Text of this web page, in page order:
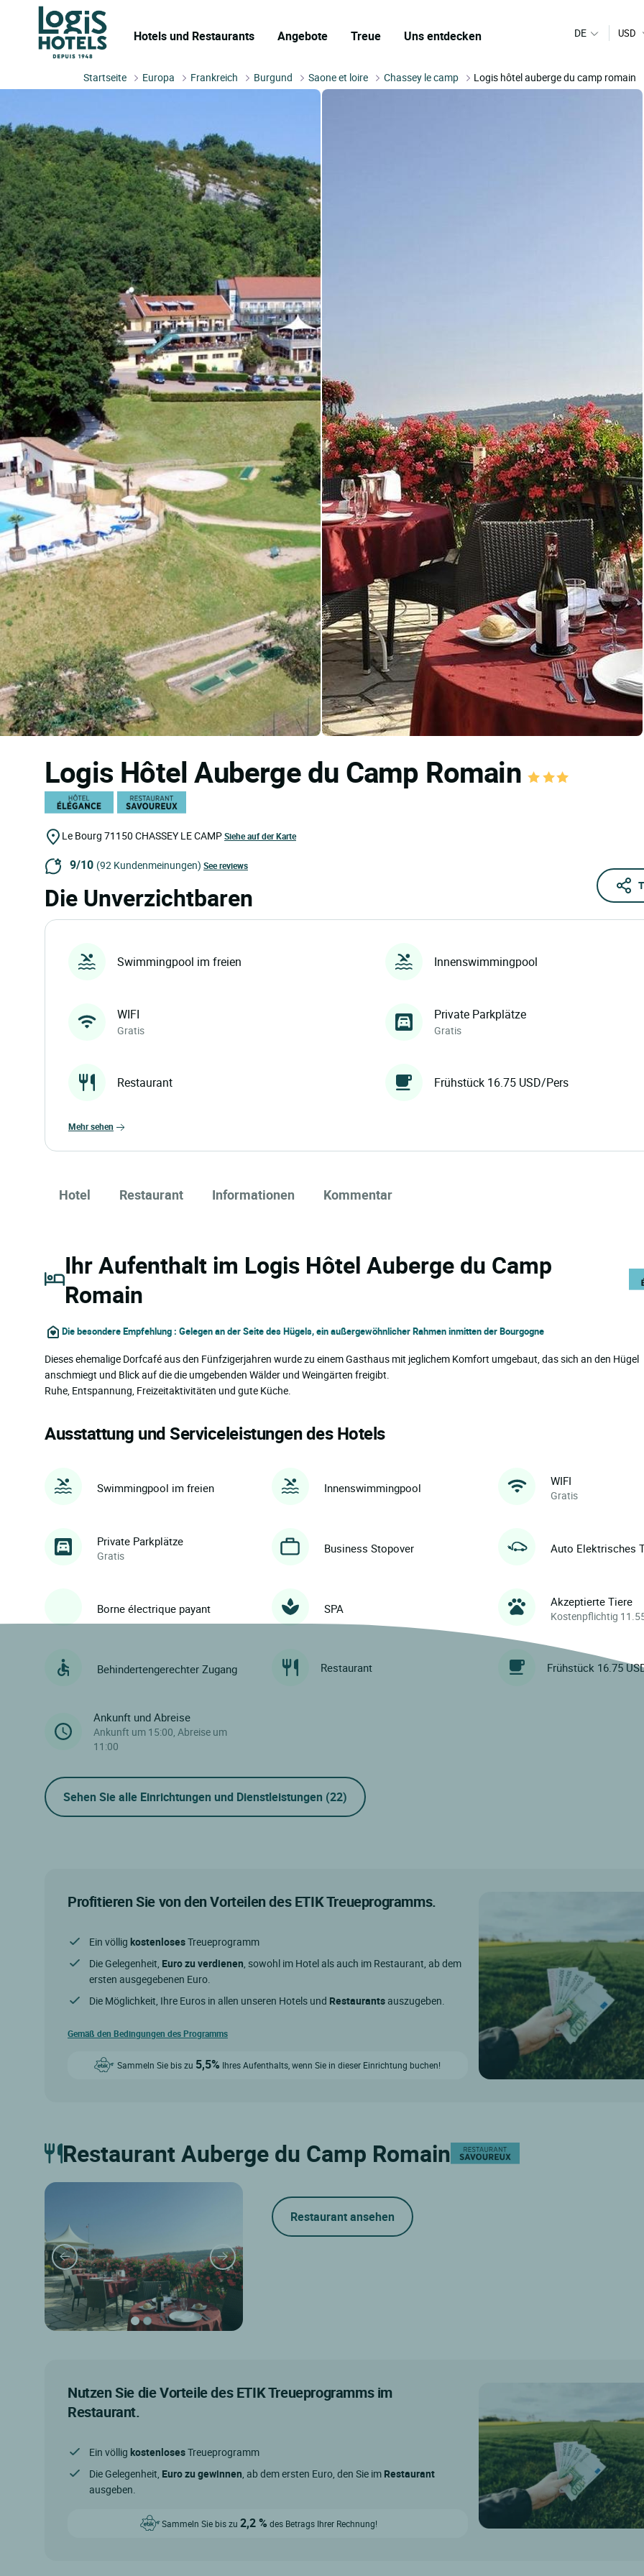
Hotels und Restaurants Angebote Treue Uns entdecken DE USD
Startseite Europa Frankreich Burgund Saone et loire Chassey le camp Logis hôtel auberge du camp romain
Logis Hôtel Auberge du Camp Romain
Le Bourg 71150 CHASSEY LE CAMPSiehe auf der Karte
9/10 (92 Kundenmeinungen) See reviews
Die Unverzichtbaren
Swimmingpool im freien Innenswimmingpool
WIFI
Gratis
Private Parkplätze
Gratis
Restaurant Frühstück 16.75 USD/Pers
mehr sehen
Hotel Restaurant Informationen Kommentar
Ihr Aufenthalt im Logis Hôtel Auberge du Camp
Romain
Die besondere Empfehlung : Gelegen an der Seite des Hügels, ein außergewöhnlicher Rahmen inmitten der Bourgogne
Dieses ehemalige Dorfcafé aus den Fünfzigerjahren wurde zu einem Gasthaus mit jeglichem Komfort umgebaut, das sich an den Hügel
anschmiegt und Blick auf die die umgebenden Wälder und Weingärten freigibt.
Ruhe, Entspannung, Freizeitaktivitäten und gute Küche.
Ausstattung und Serviceleistungen des Hotels
Swimmingpool im freien Innenswimmingpool WIFI
Gratis
Private Parkplätze
Gratis
Business Stopover Auto Elektrisches
Borne électrique payant SPA Akzeptierte Tiere
Kostenpflichtig
Behindertengerechter Zugang Restaurant Frühstück 16.75
Ankunft und Abreise
Ankunft um 15:00, Abreise um
11:00
Sehen Sie alle Einrichtungen und Dienstleistungen (22)
Profitieren Sie von den Vorteilen des ETIK Treueprogramms.
Ein völlig kostenlosesTreueprogramm
Die Gelegenheit, Euro zu verdienen , sowohl im Hotel als auch im Restaurant, ab dem
ersten ausgegebenen Euro.
Die Möglichkeit, Ihre Euros in allen unseren Hotels und Restaurantsauszugeben.
Gemäß den Bedingungen des Programms
Sammeln Sie bis zu 5,5% Ihres Aufenthalts, wenn Sie in dieser Einrichtung buchen!
Restaurant Auberge du Camp Romain
Restaurant ansehen
Nutzen Sie die Vorteile des ETIK Treueprogramms im
Restaurant.
Ein völlig kostenlosesTreueprogramm
Die Gelegenheit, Euro zu gewinnen, ab dem ersten Euro, den Sie im Restaurant
ausgeben.
Sammeln Sie bis zu 2,2 % des Betrags Ihrer Rechnung!